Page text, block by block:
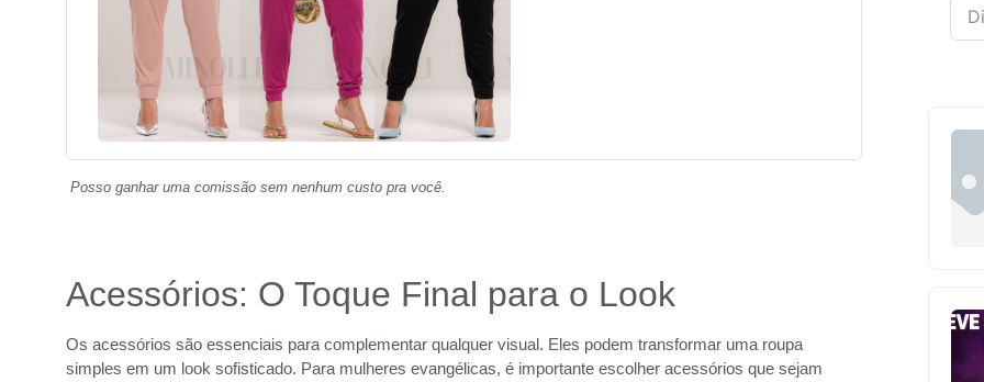
Posso ganhar uma comissão sem nenhum custo pra você.
Acessórios: O Toque Final para o Look
Os acessórios são essenciais para complementar qualquer visual. Eles podem transformar uma roupa
simples em um look sofisticado. Para mulheres evangélicas, é importante escolher acessórios que sejam